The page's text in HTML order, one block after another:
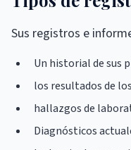
Sus registros e
Un historial de sus
los resultados de
hallazgos de
Diagnósticos